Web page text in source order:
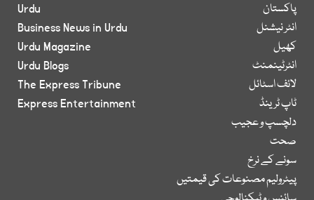
پاکستان
انٹر نیشنل
کھیل
انٹرٹینمنٹ
لائف اسٹائل
ٹاپ ٹرینڈ
دلچسپ و عجیب
صحت
سونے کے نرخ
پیٹرولیم مصنوعات کی قیمتیں
Urdu
Business News in Urdu
Urdu Magazine
Urdu Blogs
The Express Tribune
Express Entertainment